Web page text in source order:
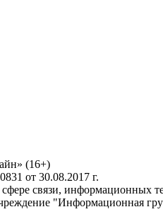
(16+)
от 30.08.2017 г.
связи, информационных
"Информационная